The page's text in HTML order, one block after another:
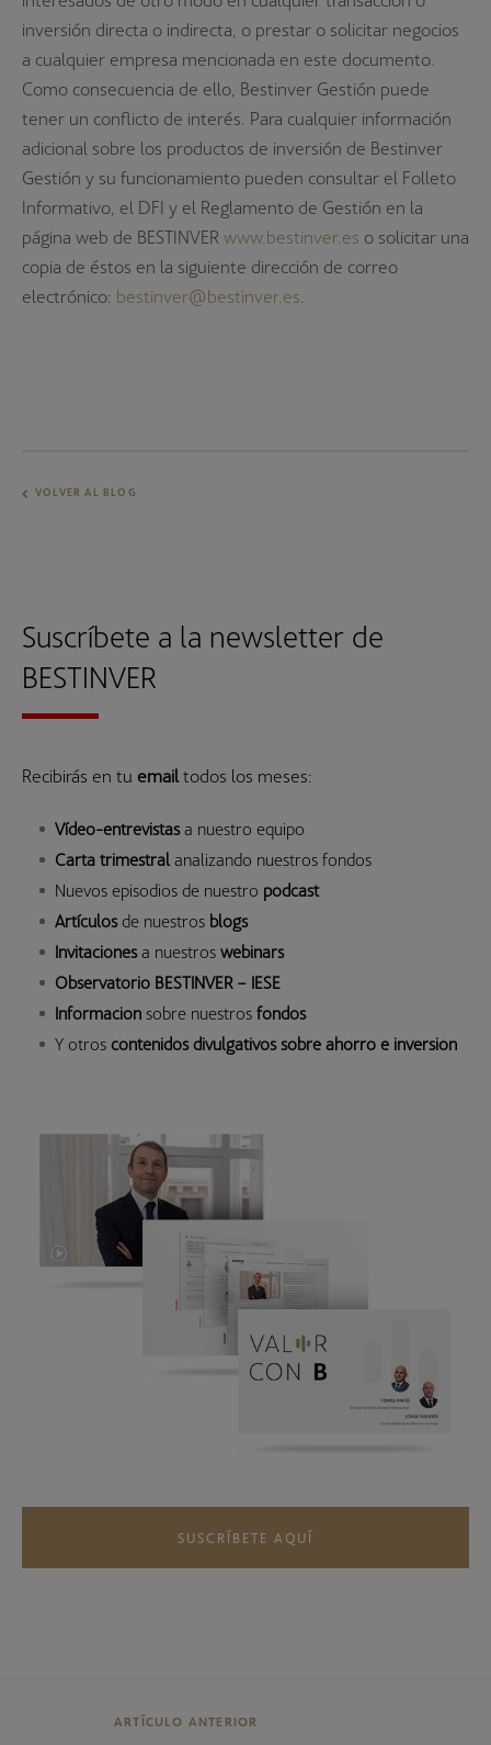
inversión directa o indirecta, o prestar o solicitar negocios
a cualquier empresa mencionada en este documento.
Como consecuencia de ello, Bestinver Gestión puede
tener un conflicto de interés. Para cualquier información
adicional sobre los productos de inversión de Bestinver
Gestión y su funcionamiento pueden consultar el Folleto
Informativo, el DFI y el Reglamento de Gestión en la
página web de BESTINVER www.bestinver.es o solicitar una
copia de éstos en la siguiente dirección de correo
electrónico: bestinver@bestinver.es
VOLVER AL BLOG
Suscríbete a la newsletter de
BESTINVER
Recibirás en tu emailtodos los meses:
Vídeo-entrevistasa nuestro equipo
Carta trimestral analizando nuestros fondos
Nuevos episodios de nuestro podcast
Artículosde nuestros blogs
Invitacionesa nuestros webinars
Observatorio BESTINVER – IESE
Información sobre nuestros fondos
Y otros contenidos divulgativos sobre ahorro e inversión
SUSCRÍBETE AQUÍ
ARTÍCULO ANTERIOR